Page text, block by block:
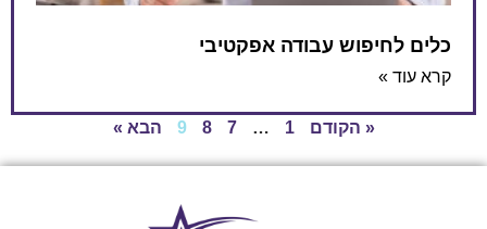
כלים לחיפוש עבודה אפקטיבי
קרא עוד »
« הקודם 1
…
7
8
9 הבא »